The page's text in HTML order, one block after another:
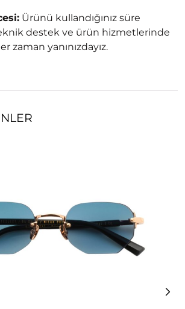
Ürünü kullandığınız süre
destek ve ürün hizmetlerinde
zaman yanınızdayız.